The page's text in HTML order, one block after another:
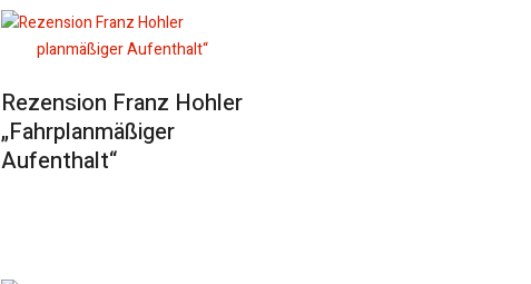
Rezension Franz Hohler
„Fahrplanmäßiger
Aufenthalt“